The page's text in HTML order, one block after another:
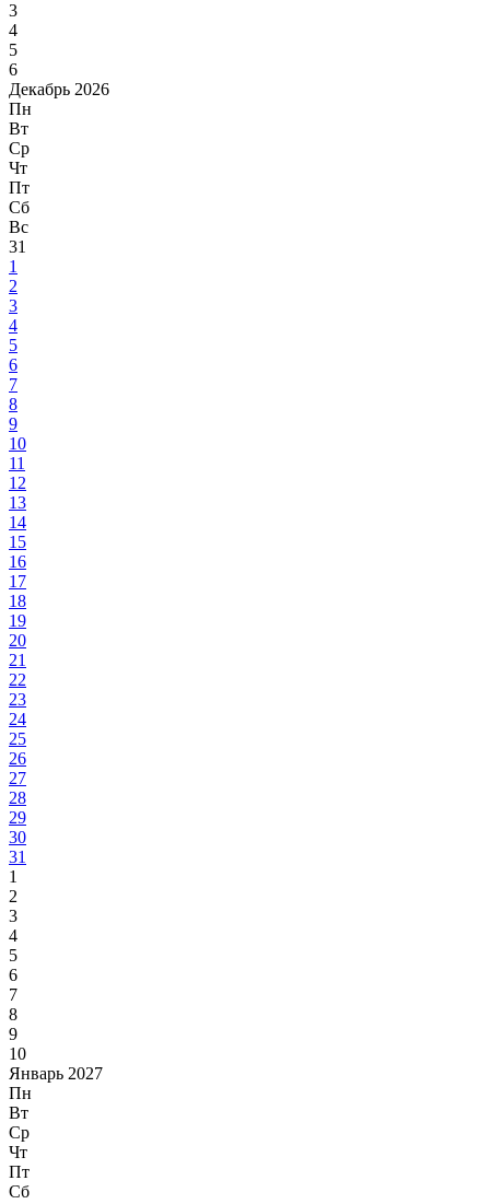
3
4
5
6
Декабрь 2026
Пн
Вт
Ср
Чт
Пт
Сб
Вс
31
1
2
3
4
5
6
7
8
9
10
11
12
13
14
15
16
17
18
19
20
21
22
23
24
25
26
27
28
29
30
31
1
2
3
4
5
6
7
8
9
10
Январь 2027
Пн
Вт
Ср
Чт
Пт
Сб